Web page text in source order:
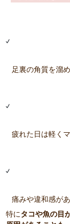
足裏の角質を溜
疲れた日は軽く
痛みや違和感が
特にタコや魚の目